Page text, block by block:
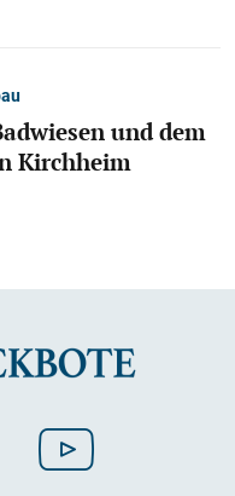
und dem
Kirchheim